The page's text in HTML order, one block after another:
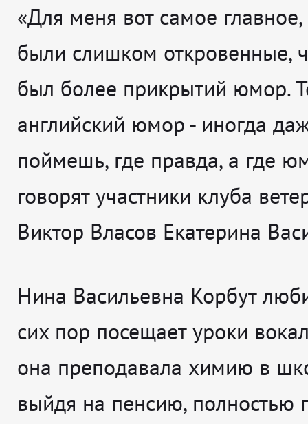
«Для меня вот самое
были слишком откровенные,
был более прикрытий юмор.
английский юмор - иногда
поймешь, где правда, а где
говорят участники клуба
Виктор Власов Екатерина
Нина Васильевна Корбут
сих пор посещает уроки
она преподавала химию в
выйдя на пенсию, полностью